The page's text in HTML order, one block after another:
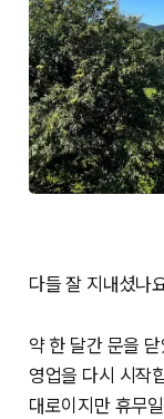
다들 잘 지내셨나
약 한 달간 문을
영업을 다시 시작
대로이지만 휴무